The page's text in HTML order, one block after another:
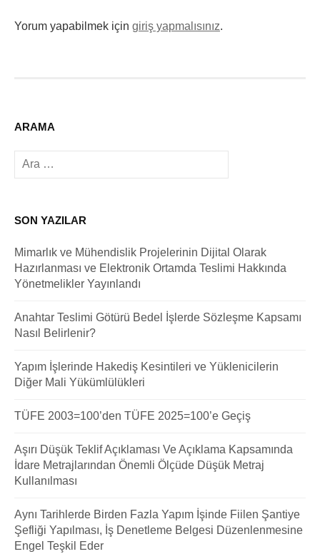
Yorum yapabilmek için giriş yapmalısınız.
ARAMA
Arama:
SON YAZILAR
Mimarlık ve Mühendislik Projelerinin Dijital Olarak
Hazırlanması ve Elektronik Ortamda Teslimi Hakkında
Yönetmelikler Yayınlandı
Anahtar Teslimi Götürü Bedel İşlerde Sözleşme Kapsamı
Nasıl Belirlenir?
Yapım İşlerinde Hakediş Kesintileri ve Yüklenicilerin
Diğer Mali Yükümlülükleri
TÜFE 2003=100’den TÜFE 2025=100’e Geçiş
Aşırı Düşük Teklif Açıklaması Ve Açıklama Kapsamında
İdare Metrajlarından Önemli Ölçüde Düşük Metraj
Kullanılması
Aynı Tarihlerde Birden Fazla Yapım İşinde Fiilen Şantiye
Şefliği Yapılması, İş Denetleme Belgesi Düzenlenmesine
Engel Teşkil Eder